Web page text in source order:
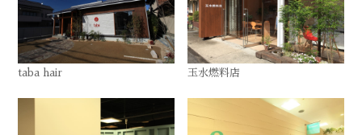
taba hair 玉水燃料店